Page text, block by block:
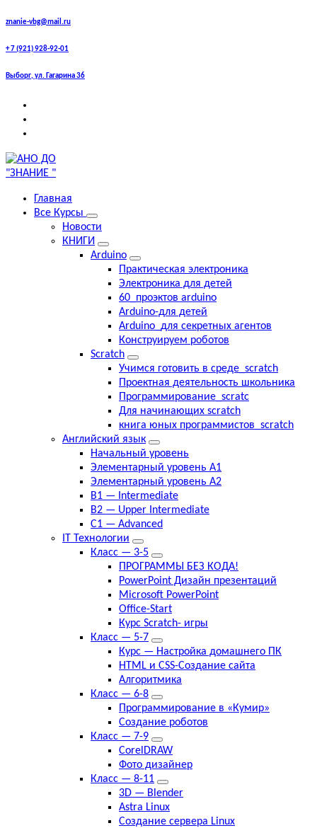
Перейти
содержимому
znanie-vbg@mail.ru
+ 7 (921) 928-92-01
Выборг, ул. Гагарина 36
выборг курсы,знание курсы английского , компьютерные
курсы, егэ, огэ , впр, английский, курсы , центр знание
Главная
Все Курсы
Новости
КНИГИ
Arduino
Практическая электроника
Электроника для детей
60_проэктов arduino
Arduino-для детей
Arduino_для секретных агентов
Конструируем роботов
Scratch
Учимся готовить в среде_scratch
Проектная деятельность школьника
Программирование_scratc
Для начинающих scratch
книга юных программистов_scratch
Английский язык
Начальный уровень
Элементарный уровень А1
Элементарный уровень А2
B1 — Intermediate
B2 — Upper Intermediate
C1 — Advanced
IT Технологии
Класс — 3-5
ПРОГРАММЫ БЕЗ КОДА!
PowerPoint Дизайн презентаций
Microsoft PowerPoint
Office-Start
Курс Scratch- игры
Класс — 5-7
Курс — Настройка домашнего ПК
HTML и CSS-Создание сайта
Алгоритмика
Класс — 6-8
Программирование в «Кумир»
Создание роботов
Класс — 7-9
CorelDRAW
Фото дизайнер
Класс — 8-11
3D — Blender
Astra Linux
Создание сервера Linux